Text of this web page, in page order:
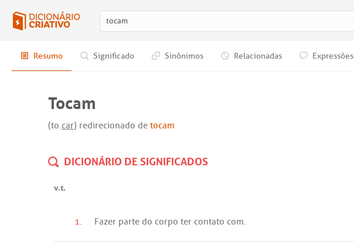
Resumo Significado Sinônimos Relacionadas Expressões
Tocam
(to.car) redirecionado de tocam
DICIONÁRIO DE SIGNIFICADOS
v.t.
1. Fazer parte do corpo ter contato com.